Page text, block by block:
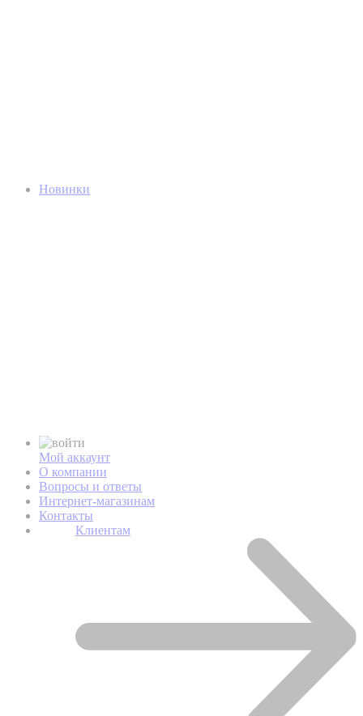
Новинки
Мой аккаунт
О компании
Вопросы и ответы
Интернет-магазинам
Контакты
Клиентам